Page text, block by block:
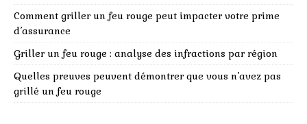
Comment griller un feu rouge peut impacter votre prime
d’assurance
Griller un feu rouge : analyse des infractions par région
Quelles preuves peuvent démontrer que vous n’avez pas
grillé un feu rouge